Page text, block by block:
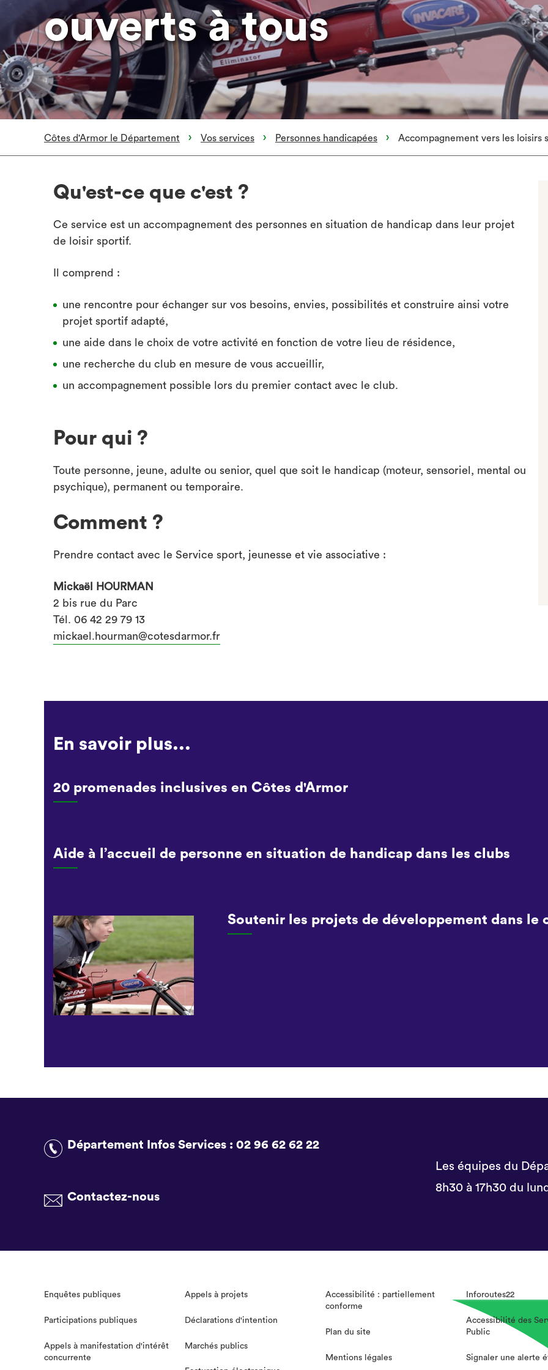
ouverts à tous
Côtes d'Armor le Département Vos services Personnes handicapées Accompagnement vers les loisirs
Qu'est-ce que c'est ?
Ce service est un accompagnement des personnes en situation de handicap dans leur projet
de loisir sportif.
Il comprend :
une rencontre pour échanger sur vos besoins, envies, possibilités et construire ainsi votre
projet sportif adapté,
une aide dans le choix de votre activité en fonction de votre lieu de résidence,
une recherche du club en mesure de vous accueillir,
un accompagnement possible lors du premier contact avec le club.
Pour qui ?
Toute personne, jeune, adulte ou senior, quel que soit le handicap (moteur, sensoriel, mental ou
psychique), permanent ou temporaire.
Comment ?
Prendre contact avec le Service sport, jeunesse et vie associative :
Mickaël HOURMAN
2 bis rue du Parc
Tél. 06 42 29 79 13
mickael.hourman@cotesdarmor.fr
En savoir plus...
20 promenades inclusives en Côtes d'Armor
Aide à l’accueil de personne en situation de handicap dans les clubs
Soutenir les projets de développement dans le
Département Infos Services : 02 96 62 62 22
Contactez-nous
Les équipes du
8h30 à 17h30 du
Enquêtes publiques
Participations publiques
Appels à manifestation d'intérêt
concurrente
Appels à projets
Déclarations d'intention
Marchés publics
Accessibilité : partiellement
conforme
Plan du site
Mentions légales
Inforoutes22
Accessibilité des
Public
Signaler une alerte